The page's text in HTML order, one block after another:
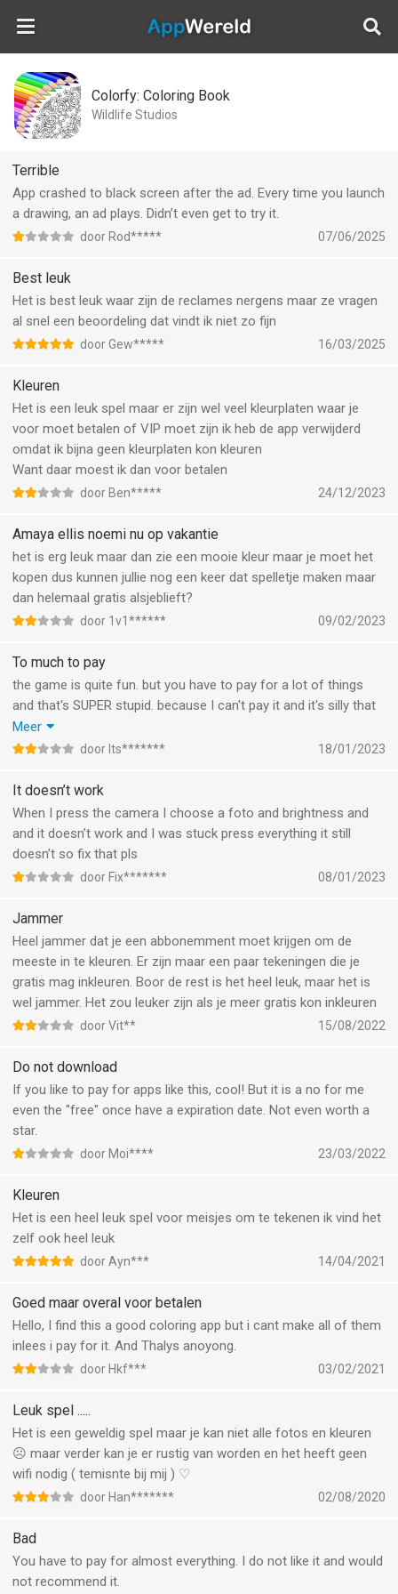
AppWereld
Colorfy: Coloring Book
Wildlife Studios
Terrible
App crashed to black screen after the ad. Every time you launch
a drawing, an ad plays. Didn’t even get to try it.
door Rod***** 07/06/2025
Best leuk
Het is best leuk waar zijn de reclames nergens maar ze vragen
al snel een beoordeling dat vindt ik niet zo fijn
door Gew***** 16/03/2025
Kleuren
Het is een leuk spel maar er zijn wel veel kleurplaten waar je
voor moet betalen of VIP moet zijn ik heb de app verwijderd
omdat ik bijna geen kleurplaten kon kleuren
Want daar moest ik dan voor betalen
door Ben***** 24/12/2023
Amaya ellis noemi nu op vakantie
het is erg leuk maar dan zie een mooie kleur maar je moet het
kopen dus kunnen jullie nog een keer dat spelletje maken maar
dan helemaal gratis alsjeblieft?
door 1v1****** 09/02/2023
To much to pay
the game is quite fun. but you have to pay for a lot of things
and that's SUPER stupid. because I can't pay it and it's silly that
you have to pay if you want to use a brush. otherwise a great
app. but want/can make it free? because it makes no sense
because you already have to pay so much: for brushes,
coloring plates ect, I want to remove it a bit now because you
just can't color normally anymore sort of.
Meer
door Its******* 18/01/2023
It doesn’t work
When I press the camera I choose a foto and brightness and
and it doesn’t work and I was stuck press everything it still
doesn’t so fix that pls
door Fix******* 08/01/2023
Jammer
Heel jammer dat je een abbonemment moet krijgen om de
meeste in te kleuren. Er zijn maar een paar tekeningen die je
gratis mag inkleuren. Boor de rest is het heel leuk, maar het is
wel jammer. Het zou leuker zijn als je meer gratis kon inkleuren
door Vit** 15/08/2022
Do not download
If you like to pay for apps like this, cool! But it is a no for me
even the "free" once have a expiration date. Not even worth a
star.
door Moi**** 23/03/2022
Kleuren
Het is een heel leuk spel voor meisjes om te tekenen ik vind het
zelf ook heel leuk
door Ayn*** 14/04/2021
Goed maar overal voor betalen
Hello, I find this a good coloring app but i cant make all of them
inlees i pay for it. And Thalys anoyong.
door Hkf*** 03/02/2021
Leuk spel .....
Het is een geweldig spel maar je kan niet alle fotos en kleuren
☹︎ maar verder kan je er rustig van worden en het heeft geen
wifi nodig ( temisnte bij mij ) ♡︎
door Han******* 02/08/2020
Bad
You have to pay for almost everything. I do not like it and would
not recommend it.